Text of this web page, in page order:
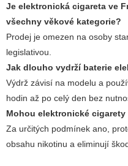
Je elektronická cigareta ve
všechny věkové kategorie?
Prodej je omezen na osoby
legislativou.
Jak dlouho vydrží baterie
Výdrž závisí na modelu a
hodin až po celý den bez
Mohou elektronické
Za určitých podmínek ano,
obsahu nikotinu a eliminují